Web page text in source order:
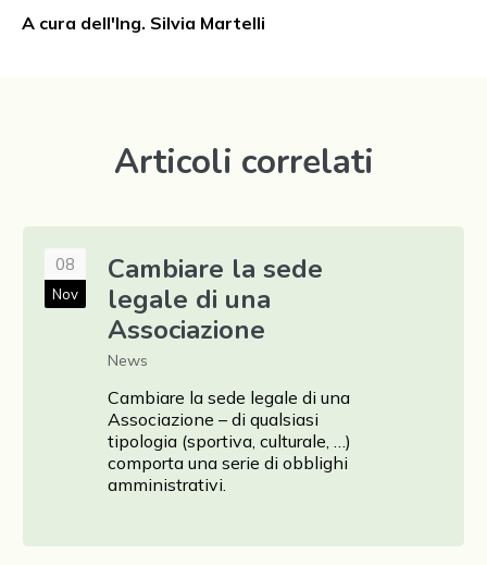
A cura dell'Ing. Silvia Martelli
Articoli correlati
08
Nov
Cambiare la sede
legale di una
Associazione
News
Cambiare la sede legale di una
Associazione – di qualsiasi
tipologia (sportiva, culturale, …)
comporta una serie di obblighi
amministrativi.